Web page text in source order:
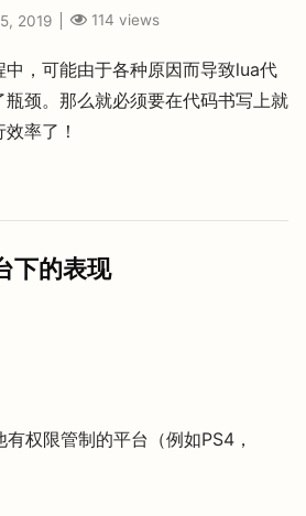
2019 114 views
，可能由于各种原因而导致lua代
颈。那么就必须要在代码书写上就
率了！
下的表现
权限管制的平台（例如PS4，